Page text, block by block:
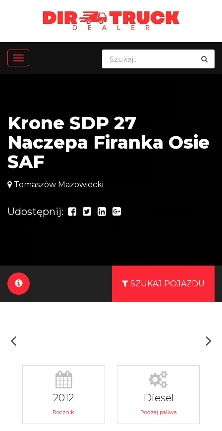
Krone SDP 27
Naczepa Firanka Osie
SAF
Tomaszów Mazowiecki
Udostępnij:
SZUKAJ POJAZDU
2012
Rocznik
Diesel
Rodzaj paliwa